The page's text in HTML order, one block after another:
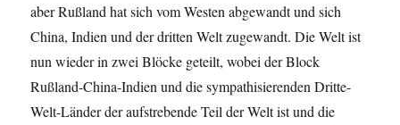
aber Rußland hat sich vom Westen abgewandt und sich
China, Indien und der dritten Welt zugewandt. Die Welt ist
nun wieder in zwei Blöcke geteilt, wobei der Block
Rußland-China-Indien und die sympathisierenden Dritte-
Welt-Länder der aufstrebende Teil der Welt ist und die